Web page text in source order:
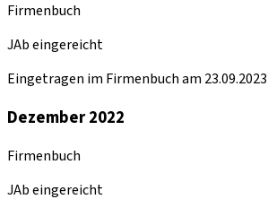
Firmenbuch
JAb eingereicht
Eingetragen im Firmenbuch am 23.09.2023
Dezember 2022
Firmenbuch
JAb eingereicht